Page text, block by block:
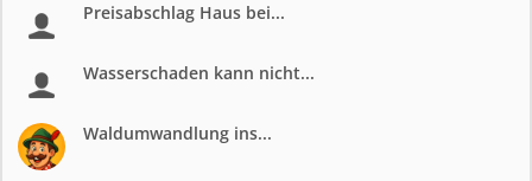
Preisabschlag Haus bei...
Wasserschaden kann nicht...
Waldumwandlung ins...